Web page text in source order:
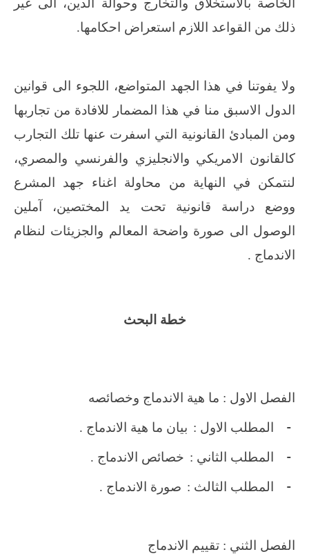
الخاصة بالاستخلاق والتخارج وحوالة الدين، الى غير
ذلك من القواعد اللازم استعراض احكامها.
ولا يفوتنا في هذا الجهد المتواضع، اللجوء الى قوانين
الدول الاسبق منا في هذا المضمار للافادة من تجاربها
ومن المبادئ القانونية التي اسفرت عنها تلك التجارب
كالقانون الامريكي والانجليزي والفرنسي والمصري،
لنتمكن في النهاية من محاولة اغناء جهد المشرع
ووضع دراسة قانونية تحت يد المختصين، آملين
الوصول الى صورة واضحة المعالم والجزيئات لنظام
الاندماج .
خطة البحث
الفصل الاول : ما هية الاندماج وخصائصه
- المطلب الاول : بيان ما هية الاندماج .
- المطلب الثاني : خصائص الاندماج .
- المطلب الثالث : صورة الاندماج .
الفصل الثني : تقييم الاندماج